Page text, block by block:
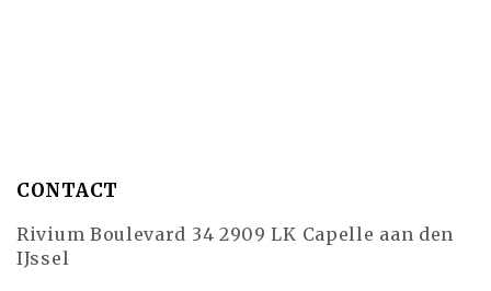
CONTACT
Rivium Boulevard 34 2909 LK Capelle aan den
IJssel